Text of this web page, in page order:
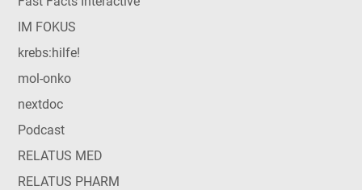
IM FOKUS
krebs:hilfe!
mol-onko
nextdoc
Podcast
RELATUS MED
RELATUS PHARM